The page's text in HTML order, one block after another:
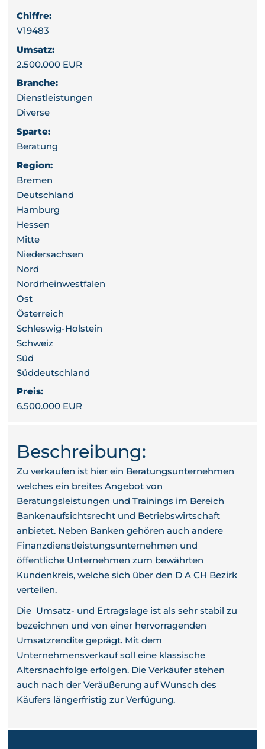
Chiffre:
V19483
Umsatz:
2.500.000 EUR
Branche:
Dienstleistungen
Diverse
Sparte:
Beratung
Region:
Bremen
Deutschland
Hamburg
Hessen
Mitte
Niedersachsen
Nord
Nordrheinwestfalen
Ost
Österreich
Schleswig-Holstein
Schweiz
Süd
Süddeutschland
Preis:
6.500.000 EUR
Beschreibung:
Zu verkaufen ist hier ein Beratungsunternehmen
welches ein breites Angebot von
Beratungsleistungen und Trainings im Bereich
Bankenaufsichtsrecht und Betriebswirtschaft
anbietet. Neben Banken gehören auch andere
Finanzdienstleistungsunternehmen und
öffentliche Unternehmen zum bewährten
Kundenkreis, welche sich über den D A CH Bezirk
verteilen.
Die Umsatz- und Ertragslage ist als sehr stabil zu
bezeichnen und von einer hervorragenden
Umsatzrendite geprägt. Mit dem
Unternehmensverkauf soll eine klassische
Altersnachfolge erfolgen. Die Verkäufer stehen
auch nach der Veräußerung auf Wunsch des
Käufers längerfristig zur Verfügung.